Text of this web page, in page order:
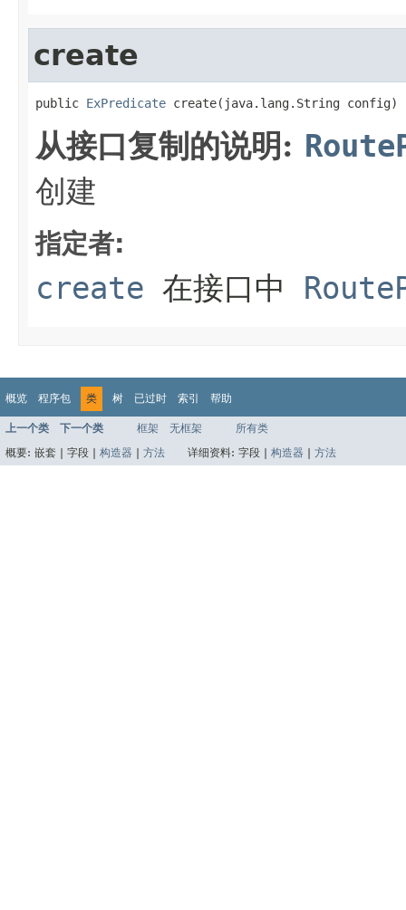
create
public ExPredicate create(java.lang.String config)
从接口复制的说明:
创建
指定者:
create 在接口中
概览 程序包 类 树 已过时 索引 帮助
上一个类 下一个类 框架 无框架
所有类
概要: 嵌套 | 字段 | 构造器 方法 详细资料: 字段 | 构造器 方法